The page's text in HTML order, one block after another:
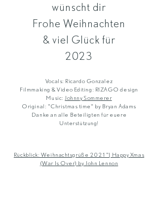
wünscht dir
Frohe Weihnachten
& viel Glück für
2023
Vocals: Ricardo Gonzalez
Filmmaking & Video Editing: RIZAGO design
Music:Johnny Sommerer
Original: "Christmas time" by Bryan Adams
Danke an alle Beteiligten für euere
Unterstützung!
Rückblick: Weihnachtsgrüße 2021"| Happy Xmas
(War Is Over) by John Lennon